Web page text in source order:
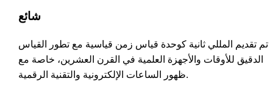
شائع
تم تقديم المللي ثانية كوحدة قياس زمن قياسية مع تطور القياس
الدقيق للأوقات والأجهزة العلمية في القرن العشرين، خاصة مع
ظهور الساعات الإلكترونية والتقنية الرقمية.